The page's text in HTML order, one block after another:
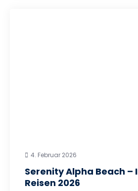
4. Februar 2026
Serenity Alpha Beach
Reisen 2026